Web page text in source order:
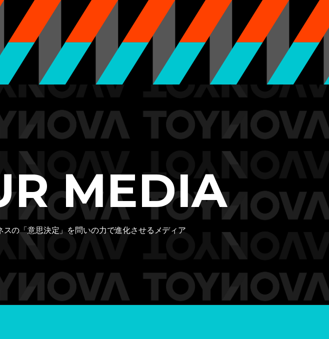
CONTENT CONTACT US
MEDIA
スの「意思決定」を問いの力で進化させるメディア